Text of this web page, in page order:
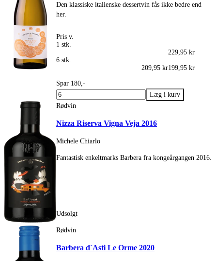
Den klassiske italienske dessertvin fås ikke bedre end
her.
Pris v.
1 stk.
229,95 kr
6 stk.
209,95 kr199,95 kr
Spar 180,-
Rødvin
Nizza Riserva Vigna Veja 2016
Michele Chiarlo
Fantastisk enkeltmarks Barbera fra kongeårgangen 2016.
Udsolgt
Rødvin
Barbera d´Asti Le Orme 2020